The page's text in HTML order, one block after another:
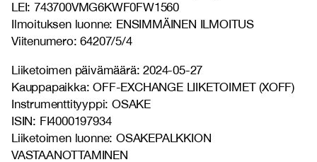
LEI: 743700VMG6KWF0FW1560
Ilmoituksen luonne: ENSIMMÄINEN ILMOITUS
Viitenumero: 64207/5/4
Liiketoimen päivämäärä: 2024-05-27
Kauppapaikka: OFF-EXCHANGE LIIKETOIMET (XOFF)
Instrumenttityyppi: OSAKE
ISIN: FI4000197934
Liiketoimen luonne: OSAKEPALKKION
VASTAANOTTAMINEN